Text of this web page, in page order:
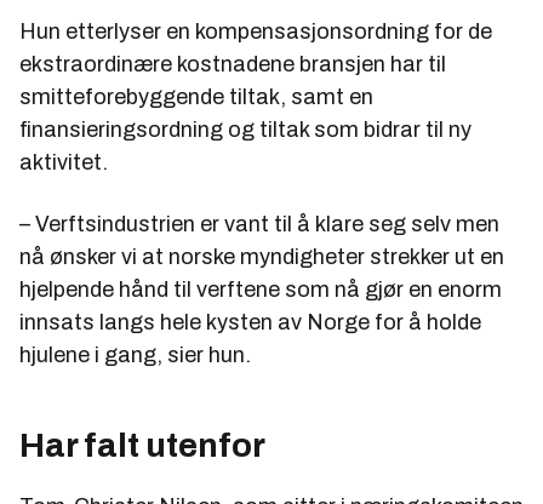
Hun etterlyser en kompensasjonsordning for de
ekstraordinære kostnadene bransjen har til
smitteforebyggende tiltak, samt en
finansieringsordning og tiltak som bidrar til ny
aktivitet.
– Verftsindustrien er vant til å klare seg selv men
nå ønsker vi at norske myndigheter strekker ut en
hjelpende hånd til verftene som nå gjør en enorm
innsats langs hele kysten av Norge for å holde
hjulene i gang, sier hun.
Har falt utenfor